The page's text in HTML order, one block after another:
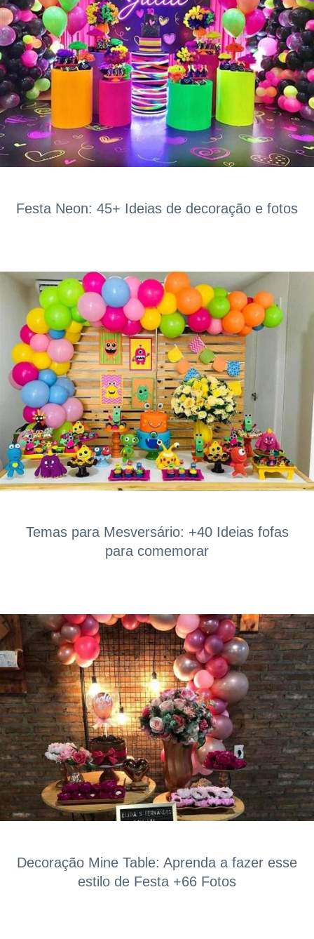
Festa Neon: 45+ Ideias de decoração e fotos
Temas para Mesversário: +40 Ideias fofas
para comemorar
Decoração Mine Table: Aprenda a fazer esse
estilo de Festa +66 Fotos